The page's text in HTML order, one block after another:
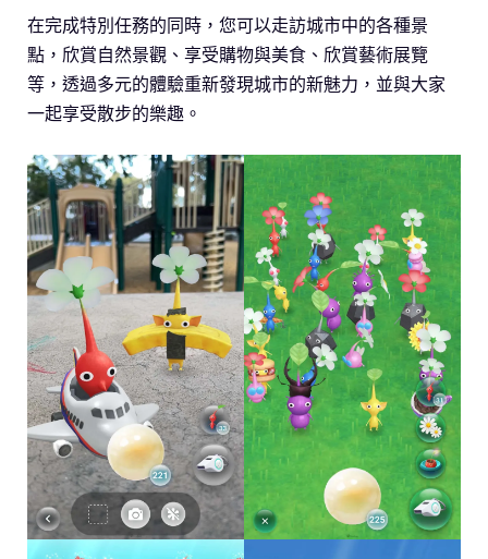
在完成特別任務的同時，您可以走訪城市中的各種景
點，欣賞自然景觀、享受購物與美食、欣賞藝術展覽
等，透過多元的體驗重新發現城市的新魅力，並與大家
一起享受散步的樂趣。